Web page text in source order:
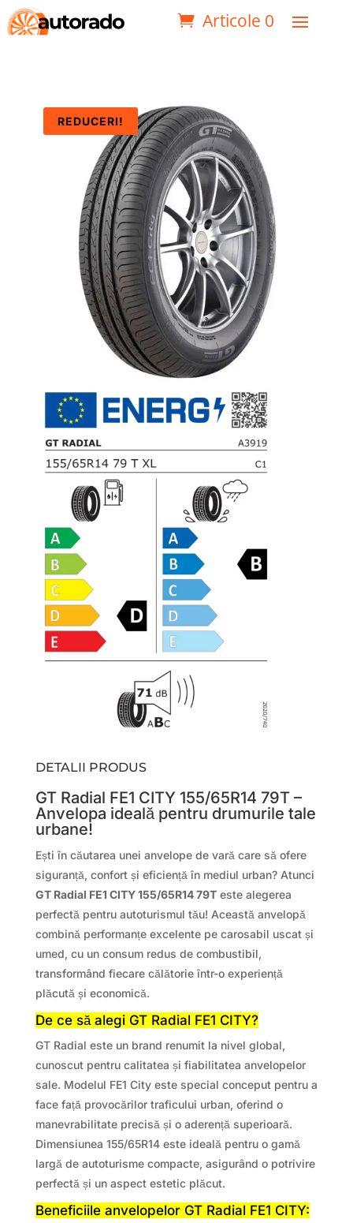
Articole 0
REDUCERI!
DETALII PRODUS
GT Radial FE1 CITY 155/65R14 79T –
Anvelopa ideală pentru drumurile tale
urbane!
Ești în căutarea unei anvelope de vară care să ofere
siguranță, confort și eficiență în mediul urban? Atunci
GT Radial FE1 CITY 155/65R14 79Teste alegerea
perfectă pentru autoturismul tău! Această anvelopă
combină performanțe excelente pe carosabil uscat și
umed, cu un consum redus de combustibil,
transformând fiecare călătorie într-o experiență
plăcută și economică.
De ce să alegi GT Radial FE1 CITY?
GT Radial este un brand renumit la nivel global,
cunoscut pentru calitatea și fiabilitatea anvelopelor
sale. Modelul FE1 City este special conceput pentru a
face față provocărilor traficului urban, oferind o
manevrabilitate precisă și o aderență superioară.
Dimensiunea 155/65R14 este ideală pentru o gamă
largă de autoturisme compacte, asigurând o potrivire
perfectă și un aspect estetic plăcut.
Beneficiile anvelopelor GT Radial FE1 CITY: